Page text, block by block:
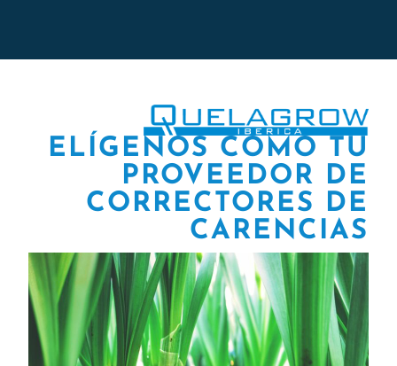
ELÍGENOS COMO TU
PROVEEDOR DE
CORRECTORES DE
CARENCIAS